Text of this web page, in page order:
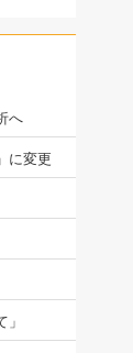
へ
に変更